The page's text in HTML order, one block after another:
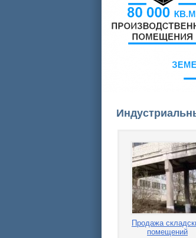
Продажа
помещений